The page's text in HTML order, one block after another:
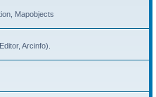
Mapobjects
Arcinfo).